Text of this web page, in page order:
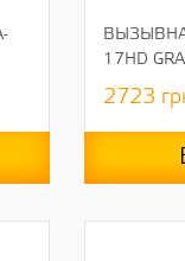
17HD
2723